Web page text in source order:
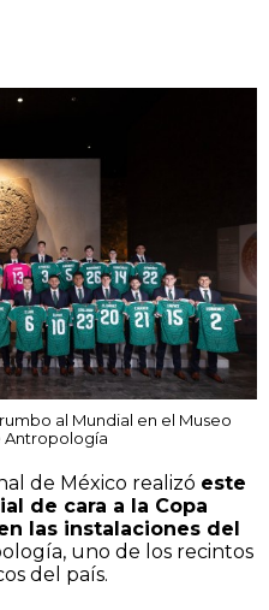
al Mundial en el Museo
Antropología
de México realizó este
de cara a la Copa
las instalaciones del
uno de los recintos
del país.